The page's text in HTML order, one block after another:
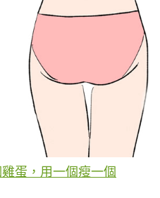
蛋，用一個瘦一個